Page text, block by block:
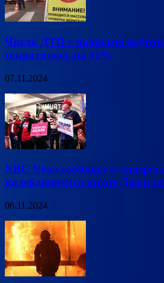
Число ДТП с пьяными
сократилось на 11%
07.11.2024
NBC News сообщил о
колеблющемся штате
06.11.2024